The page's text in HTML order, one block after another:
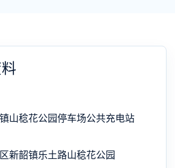
山稔花公园停车场公共充电站
新韶镇乐土路山稔花公园